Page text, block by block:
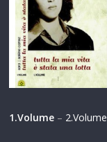
1.Volume – 2.Volume